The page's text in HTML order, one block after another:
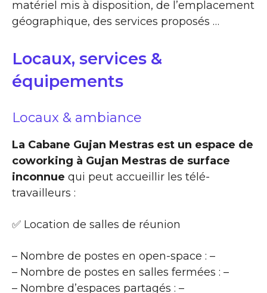
matériel mis à disposition, de l’emplacement
géographique, des services proposés …
Locaux, services &
équipements
Locaux & ambiance
La Cabane Gujan Mestras est un espace de
coworking à Gujan Mestras de surface
inconnue qui peut accueillir les télé-
travailleurs :
✅ Location de salles de réunion
– Nombre de postes en open-space : –
– Nombre de postes en salles fermées : –
– Nombre d’espaces partagés : –